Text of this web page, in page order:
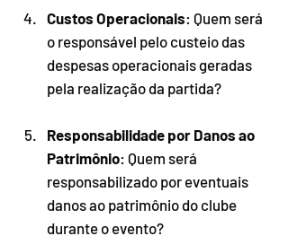
Custos Operacionais: Quem será
o responsável pelo custeio das
despesas operacionais geradas
pela realização da partida?
Responsabilidade por Danos ao
Patrimônio: Quem será
responsabilizado por eventuais
danos ao patrimônio do clube
durante o evento?